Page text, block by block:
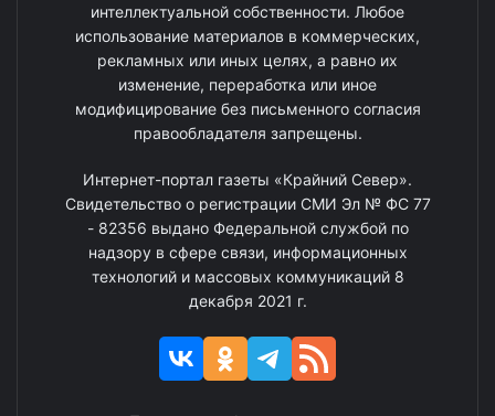
интеллектуальной собственности. Любое
использование материалов в коммерческих,
рекламных или иных целях, а равно их
изменение, переработка или иное
модифицирование без письменного согласия
правообладателя запрещены.
Интернет-портал газеты «Крайний Север».
Свидетельство о регистрации СМИ Эл № ФС 77
- 82356 выдано Федеральной службой по
надзору в сфере связи, информационных
технологий и массовых коммуникаций 8
декабря 2021 г.